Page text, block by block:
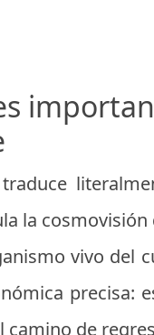
la
vivo del
precisa:
camino de